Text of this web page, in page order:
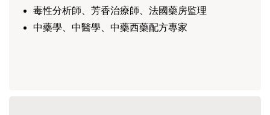
毒性分析師、芳香治療師、法國藥房監理
中藥學、中醫學、中藥西藥配方專家